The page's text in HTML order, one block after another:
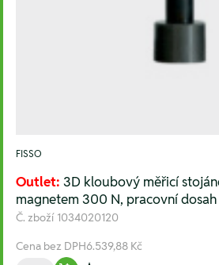
FISSO
Outlet: 3D kloubový měřicí
magnetem 300 N, pracovní
Č. zboží 1034020120
Cena bez DPH6.539,88 Kč